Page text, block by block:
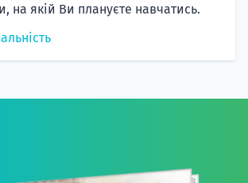
на якій Ви плануєте навчатись.